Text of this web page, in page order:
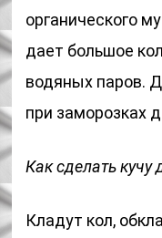
органического
дает большое
водяных паров.
при заморозках
Как сделать
Кладут кол,